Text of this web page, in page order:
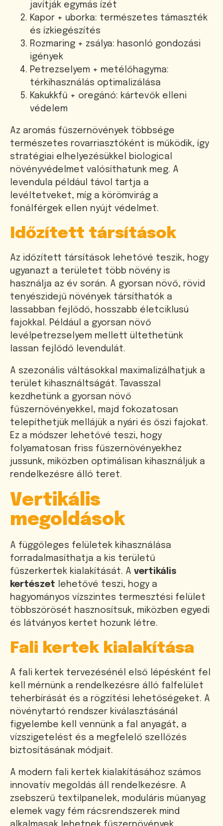
javítják egymás ízét
Kapor + uborka: természetes támaszték
és ízkiegészítés
Rozmaring + zsálya: hasonló gondozási
igények
Petrezselyem + metélőhagyma:
térkihasználás optimalizálása
Kakukkfű + oregánó: kártevők elleni
védelem
Az aromás fűszernövények többsége
természetes rovarriasztóként is működik, így
stratégiai elhelyezésükkel biological
növényvédelmet valósíthatunk meg. A
levendula például távol tartja a
levéltetveket, míg a körömvirág a
fonálférgek ellen nyújt védelmet.
Időzített társítások
Az időzített társítások lehetővé teszik, hogy
ugyanazt a területet több növény is
használja az év során. A gyorsan növő, rövid
tenyészidejű növények társíthatók a
lassabban fejlődő, hosszabb életciklusú
fajokkal. Például a gyorsan növő
levélpetrezselyem mellett ültethetünk
lassan fejlődő levendulát.
A szezonális váltásokkal maximalizálhatjuk a
terület kihasználtságát. Tavasszal
kezdhetünk a gyorsan növő
fűszernövényekkel, majd fokozatosan
telepíthetjük mellájük a nyári és őszi fajokat.
Ez a módszer lehetővé teszi, hogy
folyamatosan friss fűszernövényekhez
jussunk, miközben optimálisan kihasználjuk a
rendelkezésre álló teret.
Vertikális
megoldások
A függőleges felületek kihasználása
forradalmasíthatja a kis területű
fűszerkertek kialakítását. A vertikális
kertészet lehetővé teszi, hogy a
hagyományos vízszintes termesztési felület
többszörösét hasznosítsuk, miközben egyedi
és látványos kertet hozunk létre.
Fali kertek kialakítása
A fali kertek tervezésénél első lépésként fel
kell mérnünk a rendelkezésre álló falfelület
teherbírását és a rögzítési lehetőségeket. A
növénytartó rendszer kiválasztásánál
figyelembe kell vennünk a fal anyagát, a
vízszigetelést és a megfelelő szellőzés
biztosításának módjait.
A modern fali kertek kialakításához számos
innovatív megoldás áll rendelkezésre. A
zsebszerű textilpanelek, moduláris műanyag
elemek vagy fém rácsrendszerek mind